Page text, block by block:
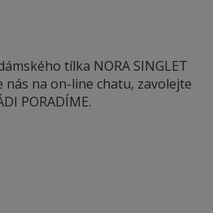
tílka NORA SINGLET
nás na on-line chatu, zavolejte
PORADÍME.